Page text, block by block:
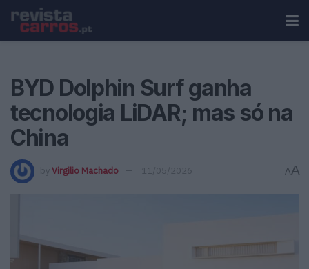
BYD Dolphin Surf ganha
tecnologia LiDAR; mas só na
China
by Virgilio Machado 11/05/2026 AA